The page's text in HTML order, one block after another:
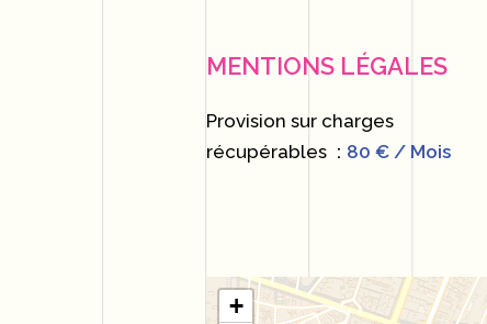
MENTIONS LÉGALES
Provision sur charges
récupérables
80 € / Mois
+